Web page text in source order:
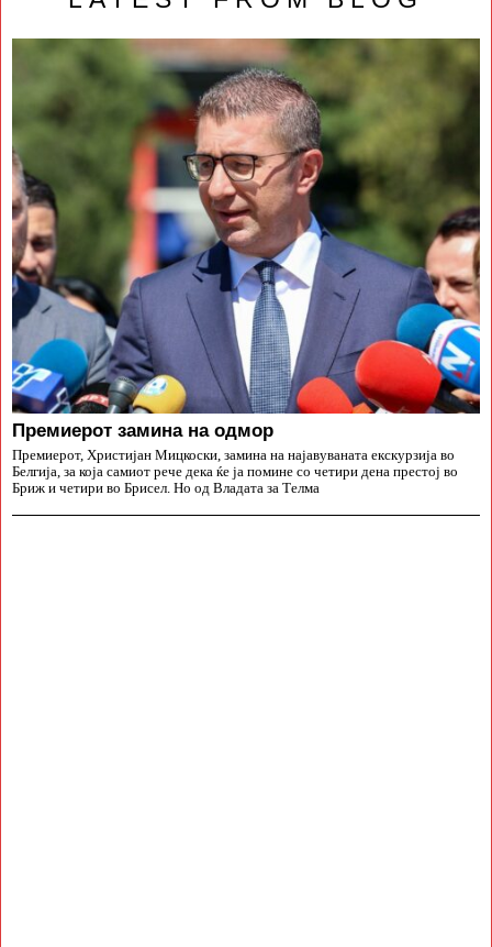
Премиерот замина на одмор
Премиерот, Христијан Мицкоски, замина на најавуваната екскурзија во
Белгија, за која самиот рече дека ќе ја помине со четири дена престој во
Бриж и четири во Брисел. Но од Владата за Телма